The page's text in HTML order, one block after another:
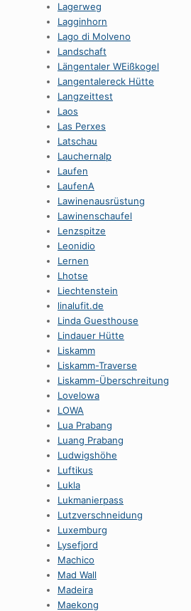
Lagerweg
Lagginhorn
Lago di Molveno
Landschaft
Längentaler WEißkogel
Langentalereck Hütte
Langzeittest
Laos
Las Perxes
Latschau
Lauchernalp
Laufen
LaufenA
Lawinenausrüstung
Lawinenschaufel
Lenzspitze
Leonidio
Lernen
Lhotse
Liechtenstein
linalufit.de
Linda Guesthouse
Lindauer Hütte
Liskamm
Liskamm-Traverse
Liskamm-Überschreitung
Lovelowa
LOWA
Lua Prabang
Luang Prabang
Ludwigshöhe
Luftikus
Lukla
Lukmanierpass
Lutzverschneidung
Luxemburg
Lysefjord
Machico
Mad Wall
Madeira
Maekong